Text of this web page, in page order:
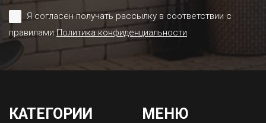
Я согласен получать рассылку в соответствии с
правиламиПолитика конфиденциальности
КАТЕГОРИИ МЕНЮ